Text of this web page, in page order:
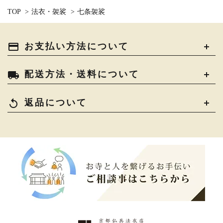
TOP > 法衣・袈裟 > 七条袈裟
payment お支払い方法について
local_shipping 配送方法・送料について
replay 返品について